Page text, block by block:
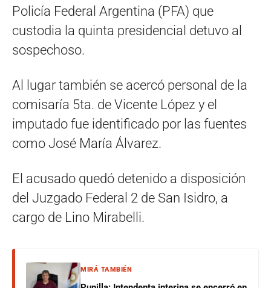
Policía Federal Argentina (PFA) que
custodia la quinta presidencial detuvo al
sospechoso.
Al lugar también se acercó personal de la
comisaría 5ta. de Vicente López y el
imputado fue identificado por las fuentes
como José María Álvarez.
El acusado quedó detenido a disposición
del Juzgado Federal 2 de San Isidro, a
cargo de Lino Mirabelli.
MIRÁ TAMBIÉN